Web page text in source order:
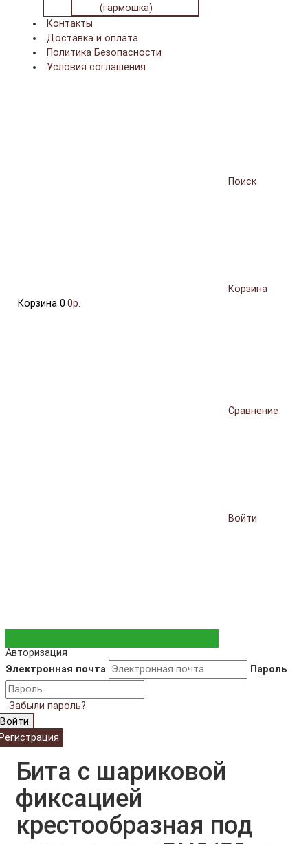
(гармошка)
Контакты
Доставка и оплата
Политика Безопасности
Условия соглашения
Поиск
Корзина
Корзина 0 0р.
Сравнение
Войти
Авторизация
Электронная почта
Пароль
Забыли пароль?
Войти
Бита с шариковой
фиксацией
крестообразная под